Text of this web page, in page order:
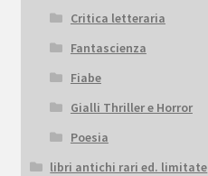
Critica letteraria
Fantascienza
Fiabe
Gialli Thriller e Horror
Poesia
libri antichi rari ed. limitate